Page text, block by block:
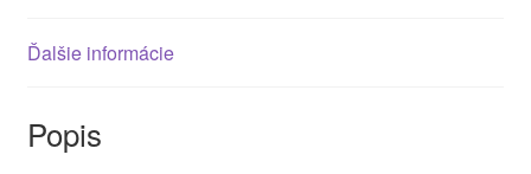
Ďalšie informácie
Popis